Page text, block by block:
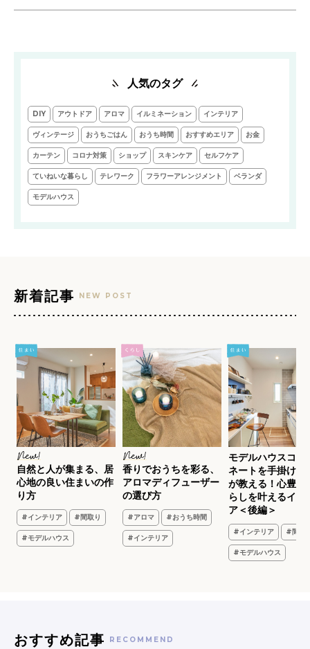
人気のタグ
DIY アウトドア アロマ イルミネーション インテリア
ヴィンテージ おうちごはん おうち時間 おすすめエリア お金
カーテン コロナ対策 ショップ スキンケア セルフケア
ていねいな暮らし テレワーク フラワーアレンジメント ベランダ
モデルハウス
新着記事 NEW POST
自然と人が集まる、居
心地の良い住まいの作
り方
#インテリア #間取り
#モデルハウス
香りでおうちを彩る、
アロマディフューザー
の選び方
#アロマ #おうち時間
#インテリア
モデルハウスコー
ネートを手掛ける
が教える！心豊か
らしを叶えるイン
ア＜後編＞
#インテリア #間取
#モデルハウス
おすすめ記事 RECOMMEND